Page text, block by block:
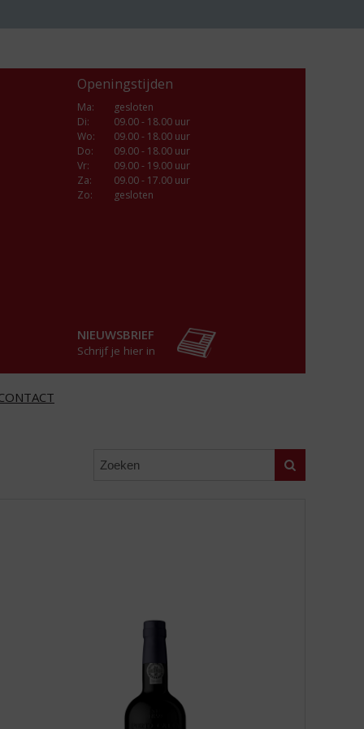
Openingstijden
Ma:
gesloten
Di:
09.00 - 18.00 uur
Wo:
09.00 - 18.00 uur
Do:
09.00 - 18.00 uur
Vr:
09.00 - 19.00 uur
Za:
09.00 - 17.00 uur
Zo:
gesloten
NIEUWSBRIEF
Schrijf je hier in
Zoeken